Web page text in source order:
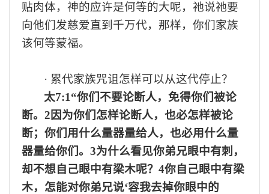
贴肉体，神的应许是何等的大呢， 祂说祂要
向他们发慈爱直到千万代， 那样，你们家族
该何等蒙福。
· 累代家族咒诅怎样可以从这代停止？
太7:1“你们不要论断人，免得你们被论
断。2因为你们怎样论断人，也必怎样被论
断；你们用什么量器量给人，也必用什么量
器量给你们。3为什么看见你弟兄眼中有刺，
却不想自己眼中有梁木呢？4你自己眼中有梁
木，怎能对你弟兄说‘容我去掉你眼中的